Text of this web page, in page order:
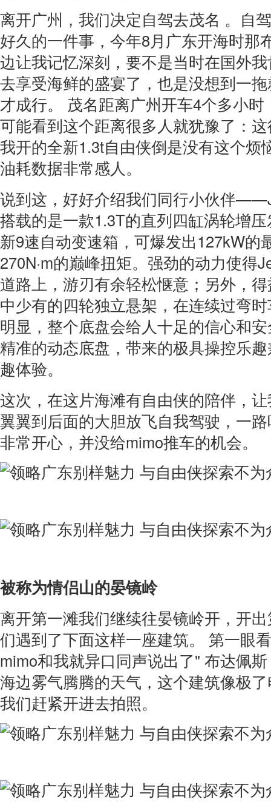
离开广州，我们决定自驾去茂名 。自
好久的一件事，今年8月广东开海时那
边让我记忆深刻，要不是当时在国外
去享受海鲜的盛宴了，也是没想到一
才成行。 茂名距离广州开车4个多小时
可能看到这个距离很多人就犹豫了：
我开的全新1.3t自由侠倒是没有这个烦
油耗数据非常感人。
说到这，好好介绍我们同行小伙伴
搭载的是一款1.3T的直列四缸涡轮增
新9速自动变速箱，可爆发出127kW的
270N·m的巅峰扭矩。强劲的动力使得
道路上，游刃有余轻松惬意；另外，
中少有的四轮独立悬架，在连续过弯
明显，整个底盘会给人十足的信心和
精准的动态底盘，带来的极具操控乐
趣体验。
这次，在这片海滩有自由侠的陪伴，
翼翼到后面的大胆放飞自我驾驶，一
非常开心，并没给mimo推车的机会。
被称为情侣山的晏镜岭
离开第一滩我们继续往晏镜岭开，开
们遇到了下面这样一座建筑。 第一眼
mimo和我就异口同声说出了" 布达佩
海边雾气腾腾的天气，这个建筑像极
我们赶紧开进去拍照。